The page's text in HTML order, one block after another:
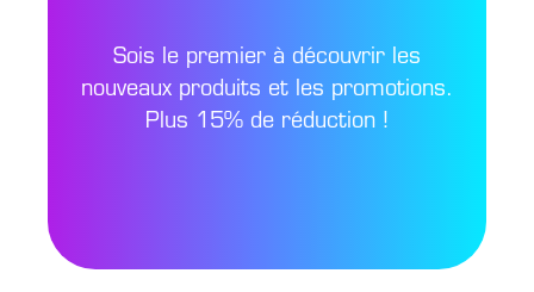
Sois le premier à découvrir les
nouveaux produits et les promotions.
Plus 15% de réduction !